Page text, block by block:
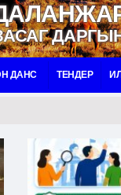
ДАНС ТЕНДЕР